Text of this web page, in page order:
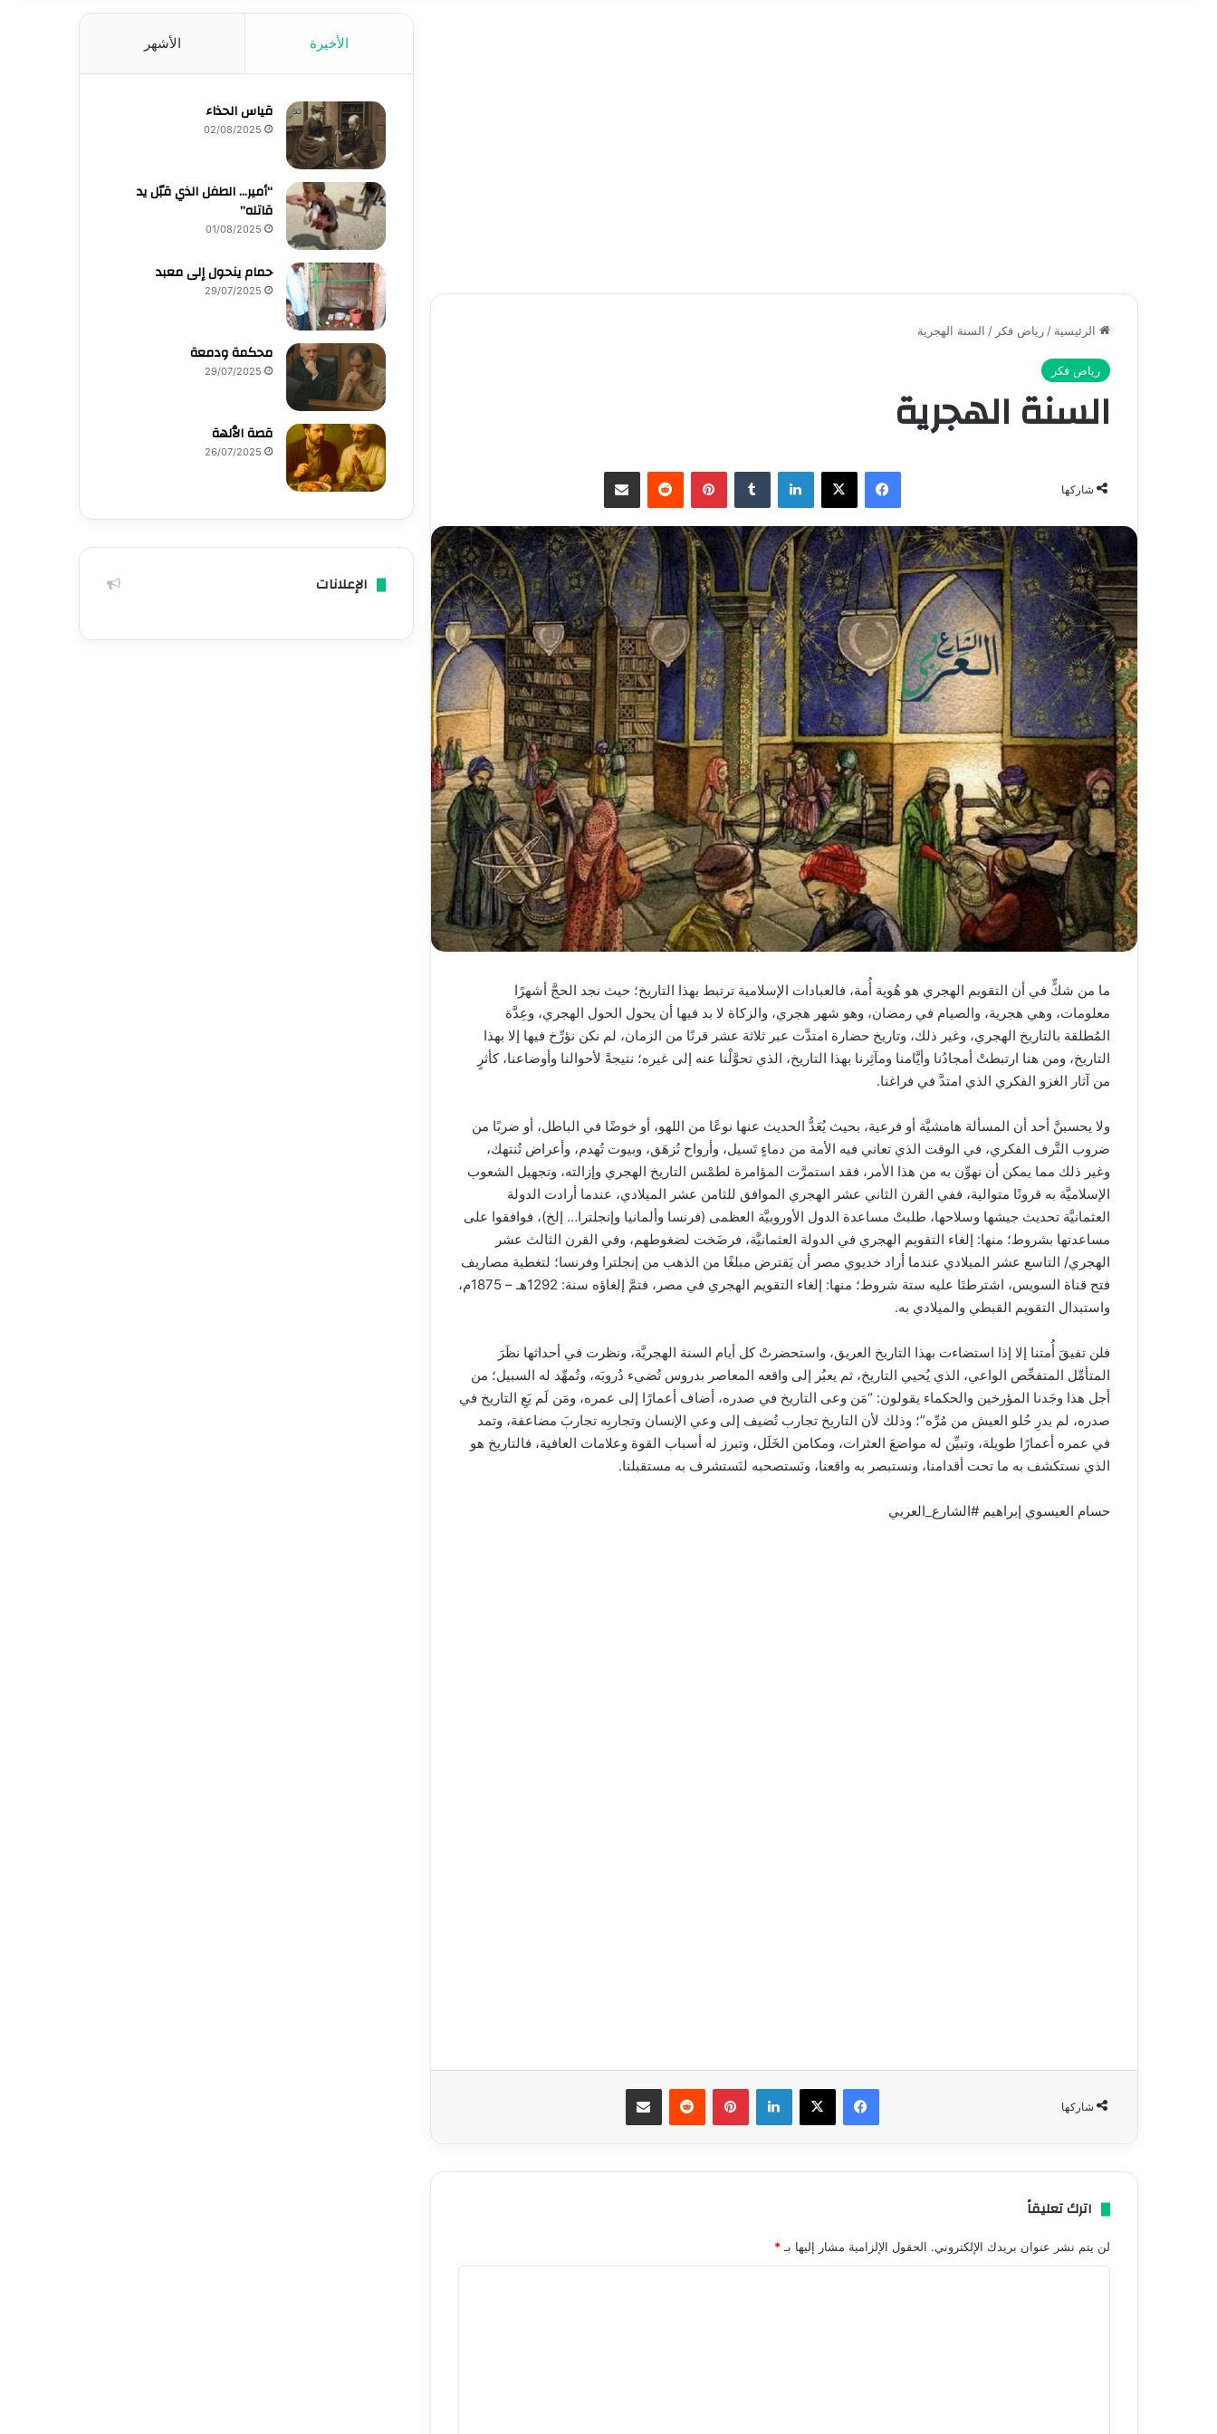
الرئيسية / رياض فكر / السنة الهجرية
رياض فكر
السنة الهجرية
شاركها
فيسبوك ‫X لينكدإن ‏Tumblr بينتيريست
‏Reddit مشاركة عبر البريد
ما من شكٍّ في أن التقويم الهجري هو هُوية أُمة، فالعبادات الإسلامية ترتبط بهذا التاريخ؛ حيث نجد الحجَّ أشهرًا
معلومات، وهي هجرية، والصيام في رمضان، وهو شهر هجري، والزكاة لا بد فيها أن يحول الحول الهجري، وعِدَّة
المُطلقة بالتاريخ الهجري، وغير ذلك، وتاريخ حضارة امتدَّت عبر ثلاثة عشر قرنًا من الزمان، لم نكن نؤرِّخ فيها إلا بهذا
التاريخ، ومن هنا ارتبطتْ أمجادُنا وأيَّامنا ومآثِرنا بهذا التاريخ، الذي تحوَّلْنا عنه إلى غيره؛ نتيجةً لأحوالنا وأوضاعنا، كأثرٍ
من آثار الغزو الفكري الذي امتدَّ في فراغنا.
ولا يحسبنَّ أحد أن المسألة هامشيَّة أو فرعية، بحيث يُعَدُّ الحديث عنها نوعًا من اللهو، أو خوضًا في الباطل، أو ضربًا من
ضروب التَّرف الفكري، في الوقت الذي تعاني فيه الأمة من دماءٍ تَسيل، وأرواح تُزهَق، وبيوت تُهدم، وأعراض تُنتهك،
وغير ذلك مما يمكن أن نهوِّن به من هذا الأمر، فقد استمرَّت المؤامرة لطمْس التاريخ الهجري وإزالته، وتجهيل الشعوب
الإسلاميَّة به قرونًا متوالية، ففي القرن الثاني عشر الهجري الموافق للثامن عشر الميلادي، عندما أرادت الدولة
العثمانيَّة تحديث جيشها وسلاحها، طلبتْ مساعدة الدول الأوروبيَّة العظمى (فرنسا وألمانيا وإنجلترا… إلخ)، فوافقوا على
مساعدتها بشروط؛ منها: إلغاء التقويم الهجري في الدولة العثمانيَّة، فرضَخت لضغوطهم، وفي القرن الثالث عشر
الهجري/ التاسع عشر الميلادي عندما أراد خديوي مصر أن يَقترض مبلغًا من الذهب من إنجلترا وفرنسا؛ لتغطية مصاريف
فتح قناة السويس، اشترطتَا عليه ستة شروط؛ منها: إلغاء التقويم الهجري في مصر، فتمَّ إلغاؤه سنة: 1292هـ – 1875م،
واستبدال التقويم القبطي والميلادي به.
فلن تفيقَ أُمتنا إلا إذا استضاءت بهذا التاريخ العريق، واستحضرتْ كل أيام السنة الهجريَّة، ونظرت في أحداثها نظَرَ
المتأمِّل المتفحِّص الواعي، الذي يُحيي التاريخ، ثم يعبُر إلى واقعه المعاصر بدروس تُضيء دُروبَه، وتُمهِّد له السبيل؛ من
أجل هذا وجَدنا المؤرخين والحكماء يقولون: “مَن وعى التاريخ في صدره، أضاف أعمارًا إلى عمره، ومَن لَم يَعِ التاريخ في
صدره، لم يدرِ حُلو العيش من مُرِّه”؛ وذلك لأن التاريخ تجارب تُضيف إلى وعي الإنسان وتجاربِه تجاربَ مضاعفة، وتمد
في عمره أعمارًا طويلة، وتبيِّن له مواضعَ العثرات، ومكامن الخَلَل، وتبرز له أسباب القوة وعلامات العافية، فالتاريخ هو
الذي نستكشف به ما تحت أقدامنا، ونستبصر به واقعنا، ونَستصحبه لنَستشرف به مستقبلنا.
حسام العيسوي إبراهيم #الشارع_العربي
شاركها
فيسبوك ‫X لينكدإن بينتيريست
‏Reddit مشاركة عبر البريد
اترك تعليقاً
لن يتم نشر عنوان بريدك الإلكتروني. الحقول الإلزامية مشار إليها بـ *
الأخيرة الأشهر
قياس الحذاء
02/08/2025
“أمير… الطفل الذي قبّل يد
قاتله”
01/08/2025
حمام ينحول إلى معبد
29/07/2025
محكمة ودمعة
29/07/2025
قصة الٱلهة
26/07/2025
الإعلانات